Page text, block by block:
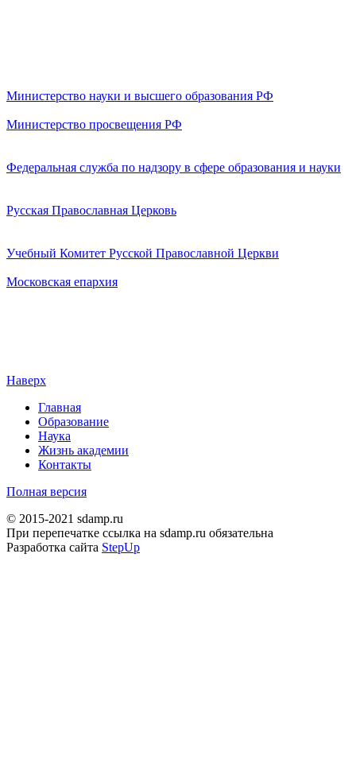
Министерство науки и высшего образования РФ
Министерство просвещения РФ
Федеральная служба по надзору в сфере образования и науки
Русская Православная Церковь
Учебный Комитет Русской Православной Церкви
Московская епархия
Наверх
Главная
Образование
Наука
Жизнь академии
Контакты
Полная версия
© 2015-2021 sdamp.ru
При перепечатке ссылка на sdamp.ru обязательна
Разработка сайта StepUp